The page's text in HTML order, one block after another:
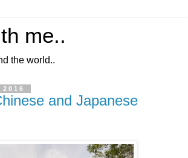
me..
the world..
and Japanese